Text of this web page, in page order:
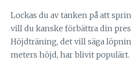
Lockas du av tanken på att
vill du kanske förbättra din
Höjdträning, det vill säga
meters höjd, har blivit